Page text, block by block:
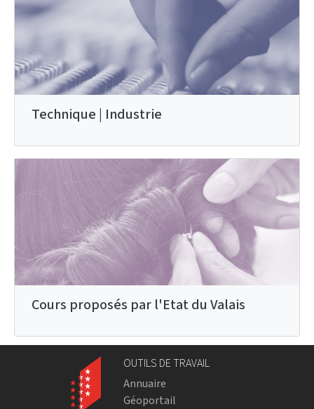
Technique | Industrie
Cours proposés par l'Etat du Valais
OUTILS DE TRAVAIL
Annuaire
Géoportail